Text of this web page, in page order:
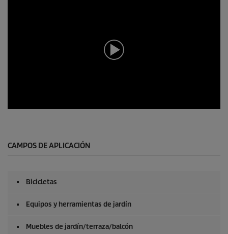
u
CAMPOS DE APLICACIÓN
Bicicletas
Equipos y herramientas de jardín
Muebles de jardín/terraza/balcón